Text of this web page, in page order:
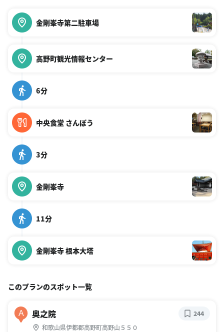
金剛峯寺第二駐車場
高野町観光情報センター
6分
中央食堂 さんぼう
3分
金剛峯寺
11分
金剛峯寺 根本大塔
このプランのスポット一覧
A 奥之院
和歌山県伊都郡高野町高野山５５０
244